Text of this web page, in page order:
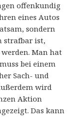
offenkundig
eines Autos
sondern
strafbar ist,
Man hat
bei einem
Sach- und
wird
Aktion
Das kann